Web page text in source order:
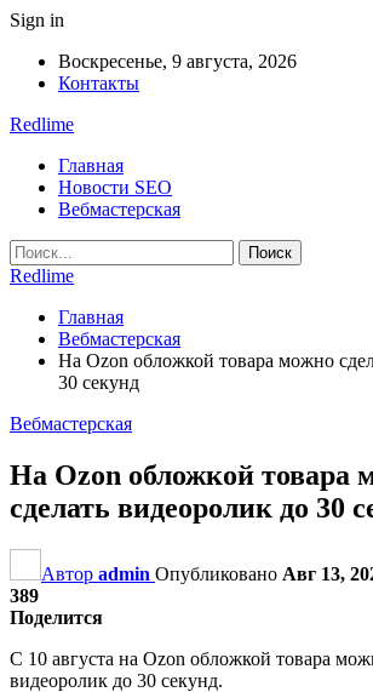
Sign in
Воскресенье, 9 августа, 2026
Контакты
Redlime
Главная
Новости SEO
Вебмастерская
Redlime
Главная
Вебмастерская
На Ozon обложкой товара можно
30 секунд
Вебмастерская
На Ozon обложкой товара
сделать видеоролик до 30
Автор admin Опубликовано Авг 13,
389
Поделится
С 10 августа на Ozon обложкой товара
видеоролик до 30 секунд.